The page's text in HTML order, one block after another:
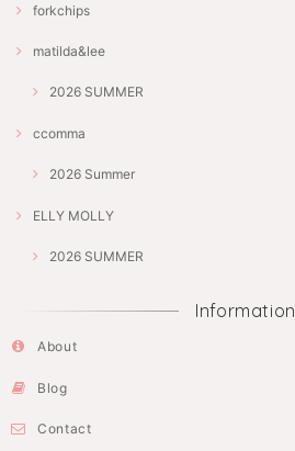
forkchips
matilda&lee
2026 SUMMER
ccomma
2026 Summer
ELLY MOLLY
2026 SUMMER
Information
About
Blog
Contact